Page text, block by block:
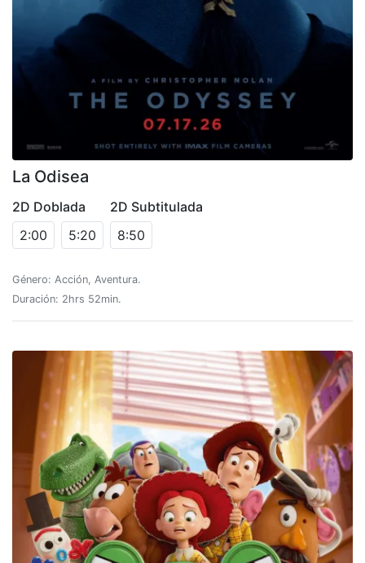
La Odisea
2D Doblada
2:00
5:20
2D Subtitulada
8:50
Género: Acción, Aventura.
Duración: 2hrs 52min.